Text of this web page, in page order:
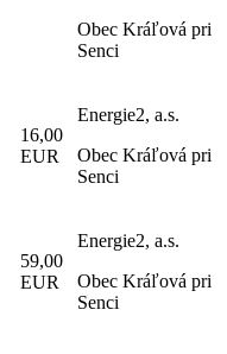
Obec Kráľová pri
Senci
16,00
EUR
Energie2, a.s.
Obec Kráľová pri
Senci
59,00
EUR
Energie2, a.s.
Obec Kráľová pri
Senci